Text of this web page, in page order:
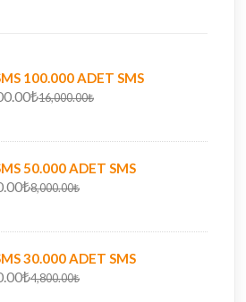
100.000 ADET SMS
16,000.00₺
50.000 ADET SMS
8,000.00₺
30.000 ADET SMS
4,800.00₺